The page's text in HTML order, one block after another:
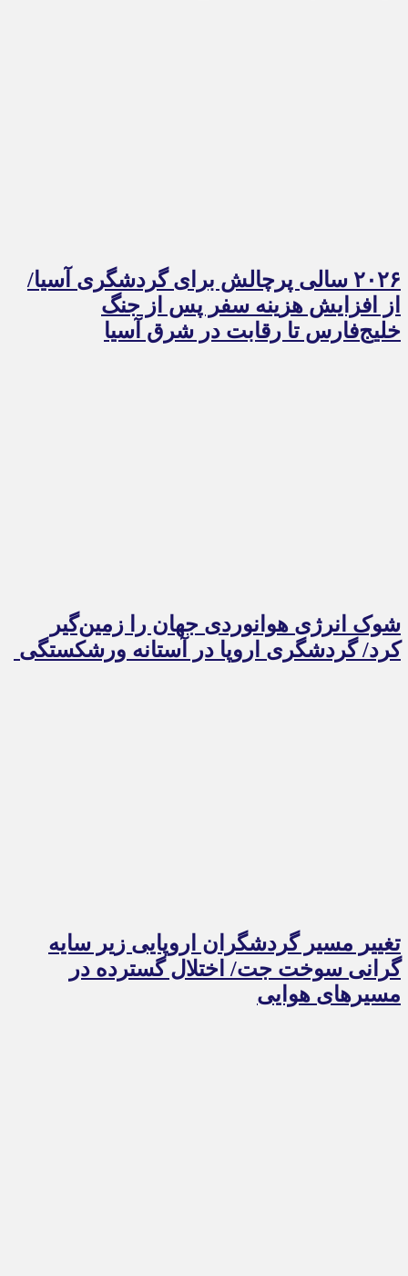
۲۰۲۶ سالی پرچالش برای گردشگری آسیا/
از افزایش هزینه سفر پس از جنگ
خلیج‌فارس تا رقابت در شرق آسیا
شوک انرژی هوانوردی جهان را زمین‌گیر
کرد/ گردشگری اروپا در آستانه ورشکستگی
تغییر مسیر گردشگران اروپایی زیر سایه
گرانی سوخت جت/ اختلال گسترده در
مسیرهای هوایی